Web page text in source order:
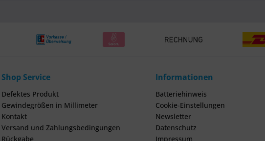
Shop Service
Defektes Produkt
Gewindegrößen in Millimeter
Kontakt
Versand und Zahlungsbedingungen
Rückgabe
Informationen
Batteriehinweis
Cookie-Einstellungen
Newsletter
Datenschutz
Impressum